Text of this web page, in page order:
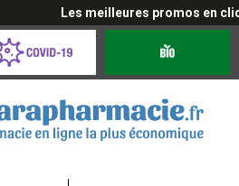
Les meilleures promos en